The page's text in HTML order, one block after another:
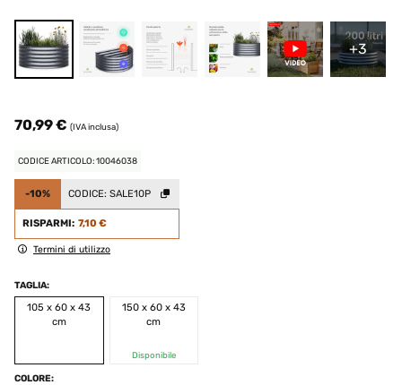
+3
70,99 € (IVA inclusa)
CODICE ARTICOLO: 10046038
-10% CODICE: SALE10P
RISPARMI: 7,10 €
Termini di utilizzo
TAGLIA:
105 x 60 x 43
cm
150 x 60 x 43
cm
Disponibile
COLORE: